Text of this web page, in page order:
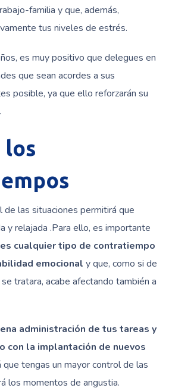
familia y que, además,
tus niveles de estrés.
es muy positivo que delegues en
que sean acordes a sus
posible, ya que ello reforzarán su
los
de las situaciones permitirá que
y relajada .Para ello, es importante
cualquier tipo de contratiempo
emocionaly que, como si de
tratara, acabe afectando también a
administración de tus tareas y
con la implantación de nuevos
que tengas un mayor control de las
los momentos de angustia.